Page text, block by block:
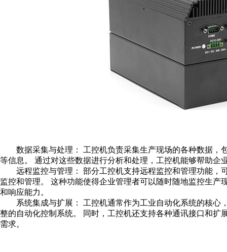
数据采集与处理： 工控机负责采集生产现场的各种数据，
等信息。 通过对这些数据进行分析和处理，工控机能够帮助
远程监控与管理： 部分工控机支持远程监控和管理功能，
监控和管理。 这种功能使得企业管理者可以随时随地监控生
和响应能力。
系统集成与扩展： 工控机通常作为工业自动化系统的核心
整的自动化控制系统。 同时，工控机还支持各种通讯接口和
需求。